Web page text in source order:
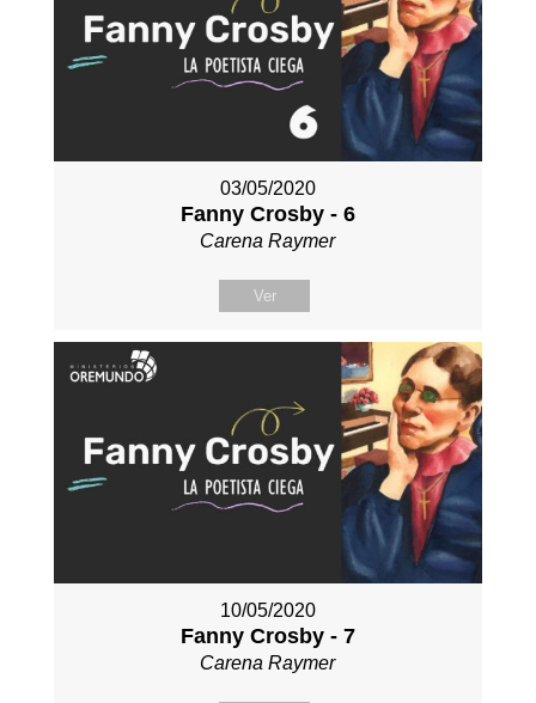
03/05/2020
Fanny Crosby - 6
Carena Raymer
Ver
10/05/2020
Fanny Crosby - 7
Carena Raymer